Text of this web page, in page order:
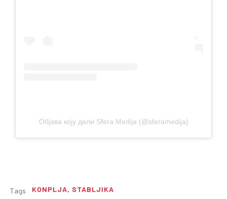
Објава коју дели Sfera Medija (@sferamedija)
Tags KONPLJA, STABLJIKA